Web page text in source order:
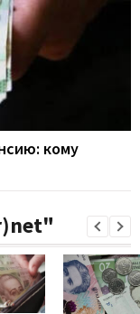
кому